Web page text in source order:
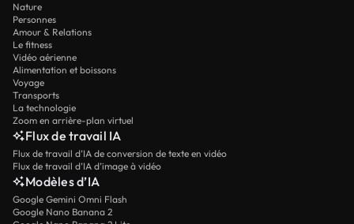
Nature
Personnes
Amour & Relations
Le fitness
Vidéo aérienne
Alimentation et boissons
Voyage
Transports
La technologie
Zoom en arrière-plan virtuel
Flux de travail IA
Flux de travail d’IA de conversion de texte en vidéo
Flux de travail d’IA d’image à vidéo
Modèles d’IA
Google Gemini Omni Flash
Google Nano Banana 2